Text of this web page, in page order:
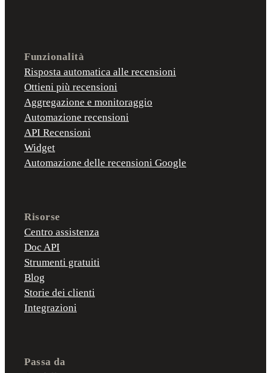
Funzionalità
Risposta automatica alle recensioni
Ottieni più recensioni
Aggregazione e monitoraggio
Automazione recensioni
API Recensioni
Widget
Automazione delle recensioni Google
Risorse
Centro assistenza
Doc API
Strumenti gratuiti
Blog
Storie dei clienti
Integrazioni
Passa da